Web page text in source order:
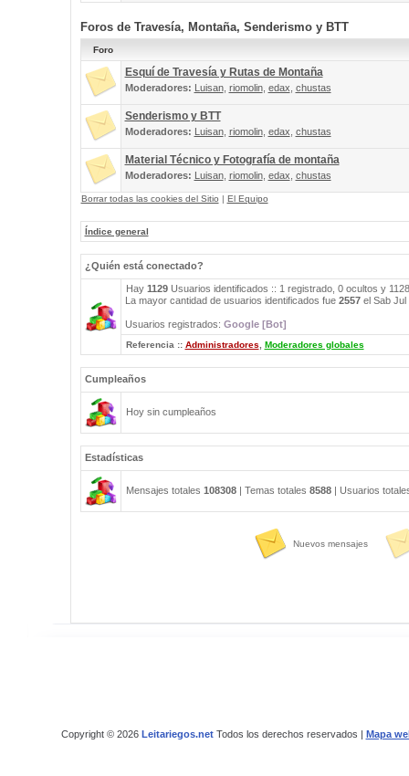
Foros de Travesía, Montaña, Senderismo y BTT
Foro
Esquí de Travesía y Rutas de Montaña
Moderadores: Luisan, riomolin, edax chustas
Senderismo y BTT
Moderadores: Luisan, riomolin, edax chustas
Material Técnico y Fotografía de montaña
Moderadores: Luisan, riomolin, edax chustas
Borrar todas las cookies del Sitio | El Equipo
Índice general
¿Quién está conectado?
Hay 1129Usuarios identificados :: 1 registrado, 0 ocultos y
La mayor cantidad de usuarios identificados fue 2557el Sab Jul
Usuarios registrados: Google [Bot]
Referencia :: Administradores Moderadores globales
Cumpleaños
Hoy sin cumpleaños
Estadísticas
Mensajes totales 108308| Temas totales 8588| Usuarios
Nuevos mensajes
Copyright © 2026 Leitariegos.netTodos los derechos reservados | Mapa